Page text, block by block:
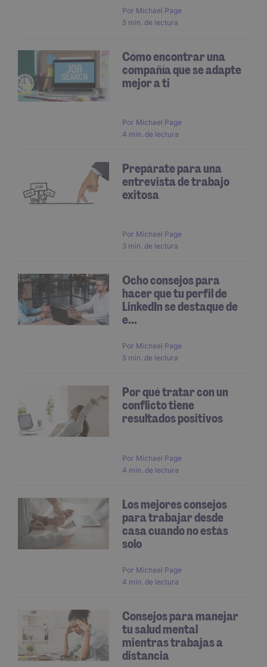
Por Michael Page
5 min. de lectura
Cómo encontrar una
compañía que se adapte
mejor a ti
Por Michael Page
4 min. de lectura
Prepárate para una
entrevista de trabajo
exitosa
Por Michael Page
3 min. de lectura
Ocho consejos para
hacer que tu perfil de
LinkedIn se destaque de
e...
Por Michael Page
5 min. de lectura
Por qué tratar con un
conflicto tiene
resultados positivos
Por Michael Page
4 min. de lectura
Los mejores consejos
para trabajar desde
casa cuando no estás
solo
Por Michael Page
4 min. de lectura
Consejos para manejar
tu salud mental
mientras trabajas a
distancia